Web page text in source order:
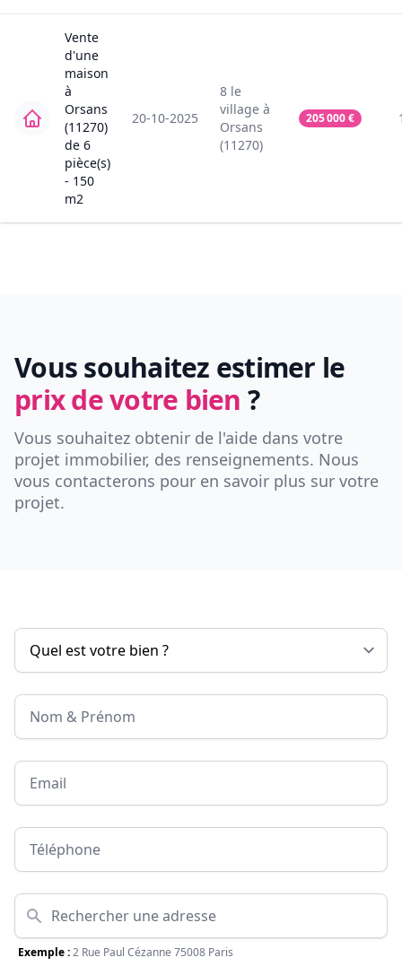
Vente
d'une
maison
à
Orsans
(11270)
de 6
pièce(s)
- 150
m2
20-10-2025
8 le
village à
Orsans
(11270)
205 000€
Vous souhaitez estimer le
prix de votre bien ?
Vous souhaitez obtenir de l'aide dans votre
projet immobilier, des renseignements. Nous
vous contacterons pour en savoir plus sur votre
projet.
Nom & Prénom
Email
Téléphone
Adresse
Exemple :2 Rue Paul Cézanne 75008 Paris